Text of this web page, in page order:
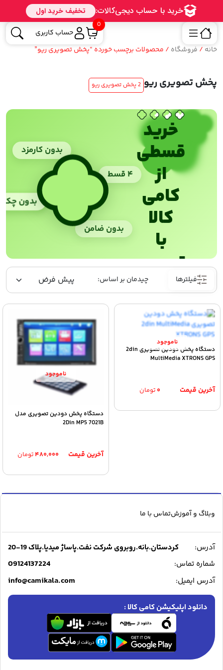
0
حساب کاربری
خانه / فروشگاه / محصولات برچسب خورده “پخش تصویری ریو”
پخش تصویری ریو 2 پخش تصویری ریو
خرید
قسطی
از
کامی
کالا
با
ترب‌پی
بدون کارمزد
۴ قسط
بدون چک
بدون ضامن
فیلترها
دستگاه پخش دودین تصویری 2din
MultiMedia XTRONS GPS
۰ تومان
دستگاه پخش دودین تصویری مدل
2Din MP5 7021B
۴۸۰,۰۰۰تومان
وبلاگ و آموزشتماس با ما
آدرس:
کردستان.بانه.روبروی شرکت نفت.پاساژ میدیا.پلاک 19-20
شماره تماس:
09124137224
آدرس ایمیل: info@camikala.com
دانلود اپلیکیشن کامی کالا :